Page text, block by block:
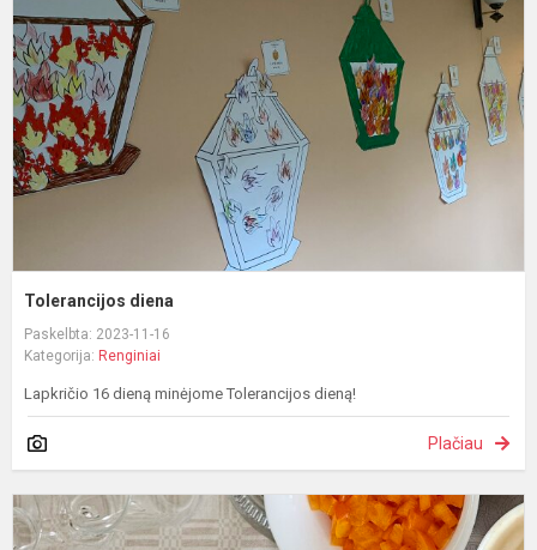
Tolerancijos diena
Paskelbta: 2023-11-16
Kategorija: Renginiai
Lapkričio 16 dieną minėjome Tolerancijos dieną!
Plačiau